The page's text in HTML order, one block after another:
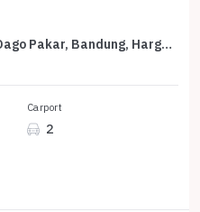
Sewa Rumah Favorit di Resor Dago Pakar, Bandung, Harga Terjangkau
Carport
2